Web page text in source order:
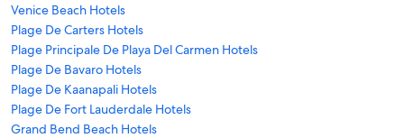
Venice Beach Hotels
Plage De Carters Hotels
Plage Principale De Playa Del Carmen Hotels
Plage De Bavaro Hotels
Plage De Kaanapali Hotels
Plage De Fort Lauderdale Hotels
Grand Bend Beach Hotels